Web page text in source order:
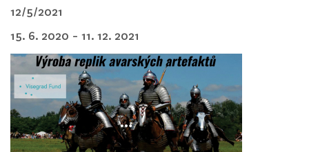
12/5/2021
15. 6. 2020 - 11. 12. 2021